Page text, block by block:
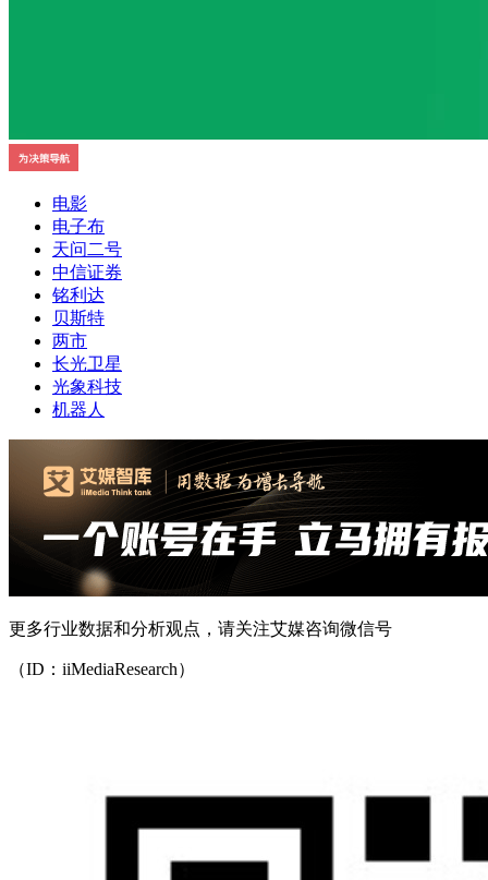
电影
电子布
天问二号
中信证券
铭利达
贝斯特
两市
长光卫星
光象科技
机器人
更多行业数据和分析观点，请关注艾媒咨询微信号
（ID：iiMediaResearch）